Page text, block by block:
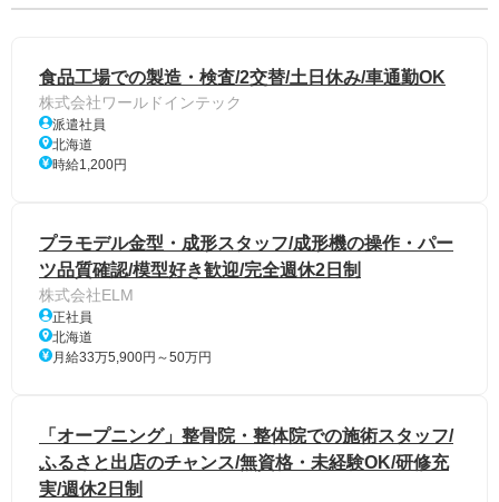
食品工場での製造・検査/2交替/土日休み/車通勤OK
株式会社ワールドインテック
派遣社員
北海道
時給1,200円
プラモデル金型・成形スタッフ/成形機の操作・パー
ツ品質確認/模型好き歓迎/完全週休2日制
株式会社ELM
正社員
北海道
月給33万5,900円～50万円
「オープニング」整骨院・整体院での施術スタッフ/
ふるさと出店のチャンス/無資格・未経験OK/研修充
実/週休2日制